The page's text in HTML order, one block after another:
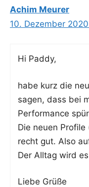
Achim Meurer
10. Dezember
Hi Pad­dy,
habe kurz die
sagen, dass bei
Per­for­mance
Die neu­en
recht gut. Also
Der All­tag wird
Lie­be Grüße